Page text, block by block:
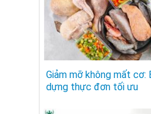
Giảm mỡ không mất cơ:
dựng thực đơn tối ưu